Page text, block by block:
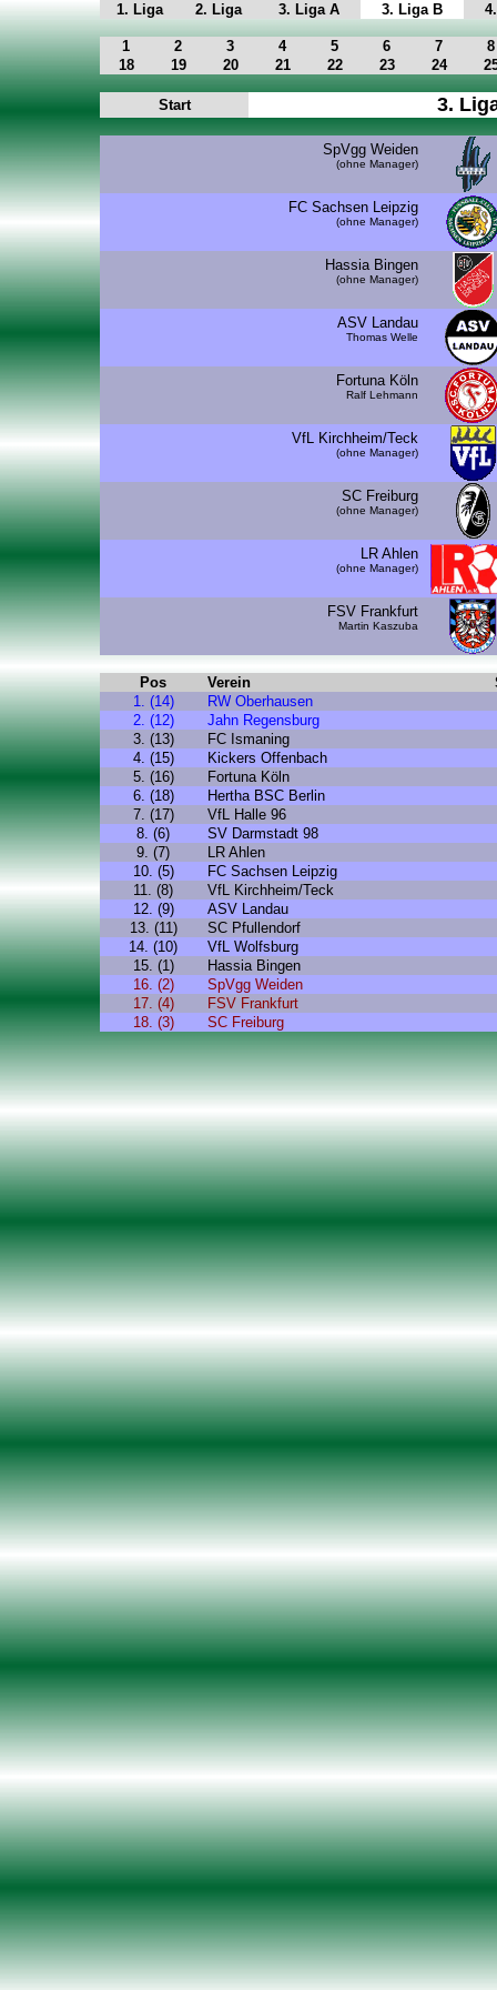
1. Liga 2. Liga 3. Liga A 3. Liga B
1 2 3 4 5 6 7
8
18
19 20 21 22 23 24
Start 3.
SpVgg Weiden
(ohne Manager)
FC Sachsen Leipzig
(ohne Manager)
Hassia Bingen
(ohne Manager)
ASV Landau
Thomas Welle
Fortuna Köln
Ralf Lehmann
VfL Kirchheim/Teck
(ohne Manager)
SC Freiburg
(ohne Manager)
LR Ahlen
(ohne Manager)
FSV Frankfurt
Martin Kaszuba
Pos Verein
1. (14)
RW Oberhausen
2. (12)
Jahn Regensburg
3. (13)
FC Ismaning
4. (15)
Kickers Offenbach
5. (16)
Fortuna Köln
6. (18)
Hertha BSC Berlin
7. (17)
VfL Halle 96
8. (6)
SV Darmstadt 98
9. (7)
LR Ahlen
10. (5)
FC Sachsen Leipzig
11. (8)
VfL Kirchheim/Teck
12. (9)
ASV Landau
13. (11)
SC Pfullendorf
14. (10)
VfL Wolfsburg
15. (1)
Hassia Bingen
16. (2)
SpVgg Weiden
17. (4)
FSV Frankfurt
18. (3)
SC Freiburg